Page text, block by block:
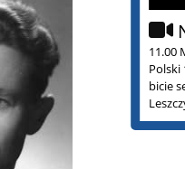
11.00
Polski
bicie